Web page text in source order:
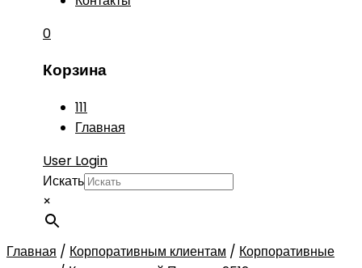
0
Корзина
111
Главная
User Login
Искать
×
Главная / Корпоративным клиентам / Корпоративные